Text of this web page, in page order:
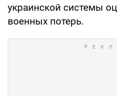
украинской системы
военных потерь.